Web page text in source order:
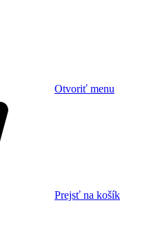
Otvoriť menu
Prejsť na košík